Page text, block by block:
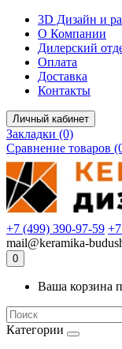
Комплектующие для
3D Дизайн и
О Компании
Дилерский
Оплата
Доставка
Контакты
Личный кабинет
Закладки (0)
Сравнение товаров
+7 (499) 390-97-59
mail@keramika-
0
Ваша корзина
Категории